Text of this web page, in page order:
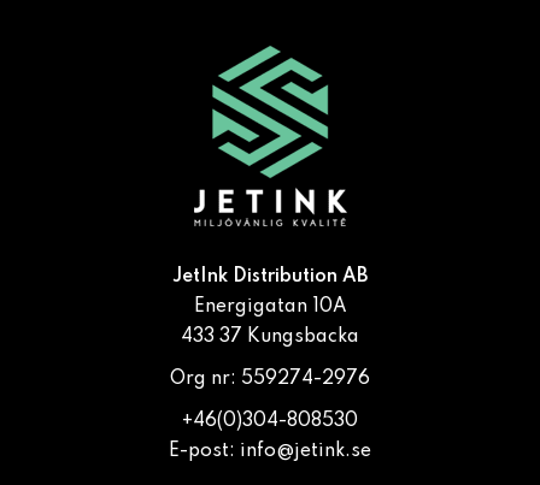
JetInk Distribution AB
Energigatan 10A
433 37 Kungsbacka
Org nr: 559274-2976
+46(0)304-808530
E-post: info@jetink.se